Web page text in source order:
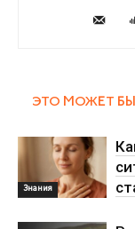
ЭТО МОЖЕТ
Знания